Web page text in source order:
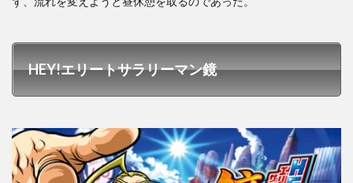
HEY!エリートサラリーマン鏡